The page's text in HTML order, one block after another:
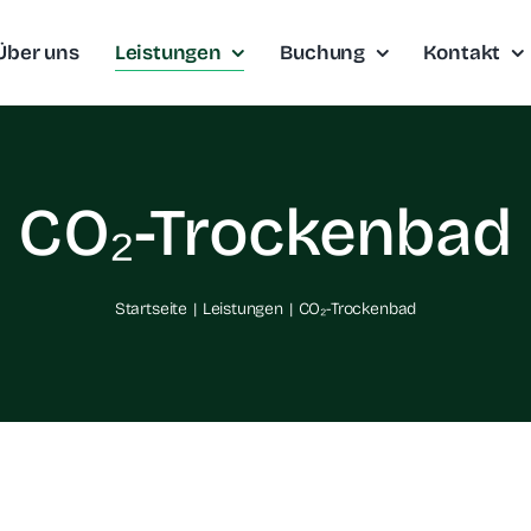
uns Leistungen Buchung Kontakt
CO₂-Trockenbad
Startseite Leistungen CO₂-Trockenbad